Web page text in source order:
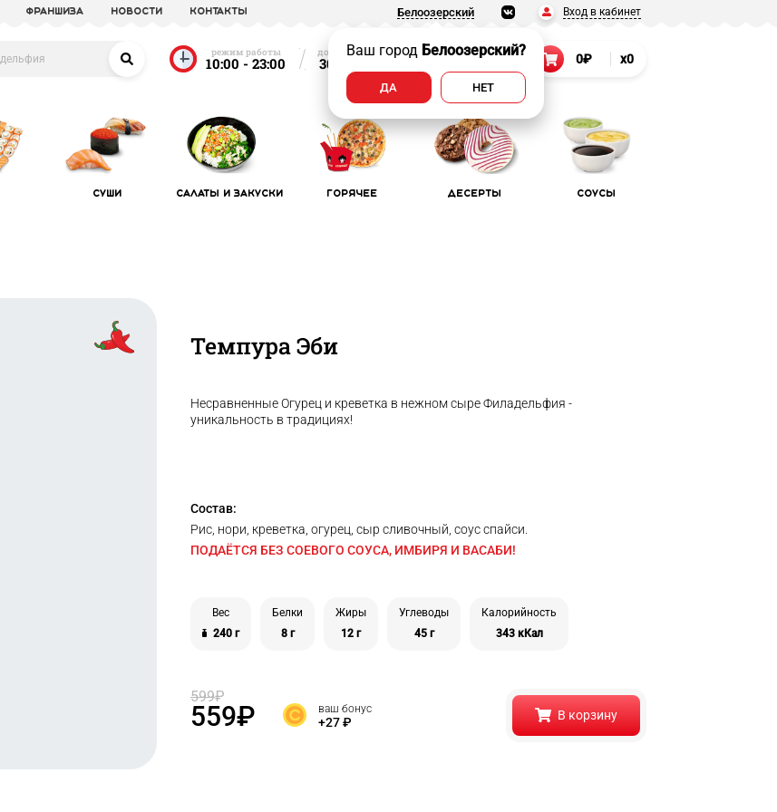
франшиза новости Контакты Белоозерский
Ваш город Белоозерский?
ДА НЕТ
Вход в кабинет
режим работы
10:00 - 23:00
доставка от
30 мин. 8 (906) 022-55-22 0₽ x0
Суши Салаты и закуски Горячее Десерты Соусы
Темпура Эби
Несравненные Огурец и креветка в нежном сыре Филадельфия -
уникальность в традициях!
Состав:
Рис, нори, креветка, огурец, сыр сливочный, соус спайси.
ПОДАЁТСЯ БЕЗ СОЕВОГО СОУСА, ИМБИРЯ И ВАСАБИ!
Вес
240 г
Белки
8 г
Жиры
12 г
Углеводы
45 г
Калорийность
343 кКал
599₽
559₽ ваш бонус
+27₽ В корзину